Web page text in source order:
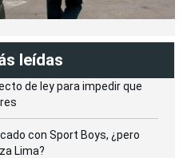
leídas
de ley para impedir que
con Sport Boys, ¿pero
Lima?